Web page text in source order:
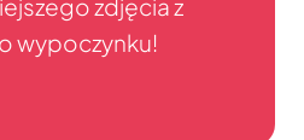
zdjęcia z
wypoczynku!